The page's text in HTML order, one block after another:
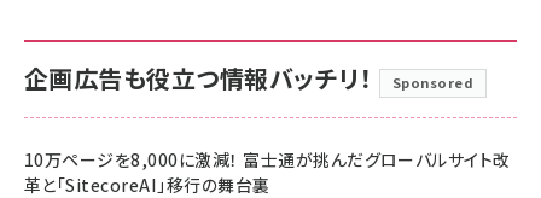
企画広告も役立つ情報バッチリ！ Sponsored
10万ページを8,000に激減！ 富士通が挑んだグローバルサイト改
革と「SitecoreAI」移行の舞台裏